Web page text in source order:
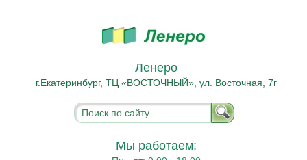
Ленеро
г.Екатеринбург, ТЦ «ВОСТОЧНЫЙ», ул. Восточная, 7г
Мы работаем: